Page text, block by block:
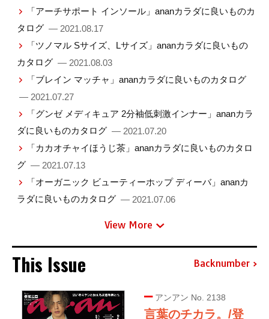
「アーチサポート インソール」ananカラダに良いものカ
タログ — 2021.08.17
「ツノマル Sサイズ、Lサイズ」ananカラダに良いもの
カタログ — 2021.08.03
「ブレイン マッチャ」ananカラダに良いものカタログ
— 2021.07.27
「グンゼ メディキュア 2分袖低刺激インナー」ananカラ
ダに良いものカタログ — 2021.07.20
「カカオチャイほうじ茶」ananカラダに良いものカタロ
グ — 2021.07.13
「オーガニック ビューティーホップ ディーバ」ananカ
ラダに良いものカタログ — 2021.07.06
View More
This Issue Backnumber
アンアン No. 2138
言葉のチカラ。/登